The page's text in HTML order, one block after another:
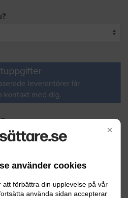
×
använder cookies
att förbättra din upplevelse på vår
använda sidan accepterar
leverantörer får
kontakt med dig.